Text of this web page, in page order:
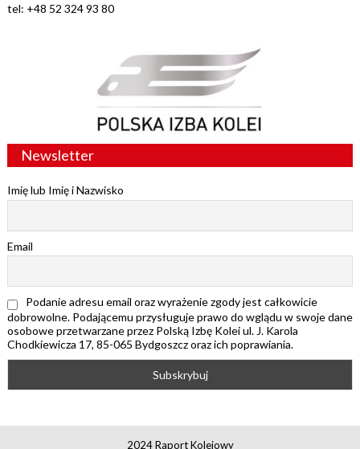
tel: +48 52 324 93 80
Newsletter
Imię lub Imię i Nazwisko
Email
Podanie adresu email oraz wyrażenie zgody jest całkowicie
dobrowolne. Podającemu przysługuje prawo do wglądu w swoje dane
osobowe przetwarzane przez Polską Izbę Kolei ul. J. Karola
Chodkiewicza 17, 85-065 Bydgoszcz oraz ich poprawiania.
2024 Raport Kolejowy